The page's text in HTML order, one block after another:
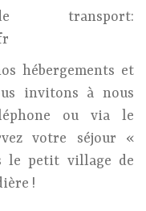
transport:
hébergements et
invitons à nous
ou via le
votre séjour «
le petit village de
!